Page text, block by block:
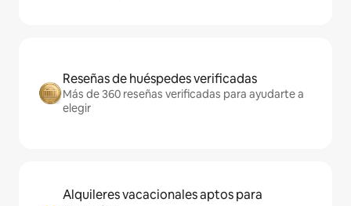
Reseñas de huéspedes verificadas
Más de 360 reseñas verificadas para ayudarte a
elegir
Alquileres vacacionales aptos para